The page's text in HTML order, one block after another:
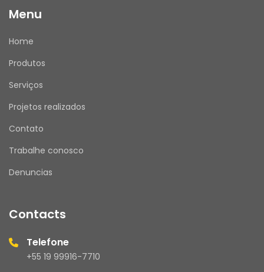
Menu
Home
Produtos
Serviços
Projetos realizados
Contato
Trabalhe conosco
Denuncias
Contacts
Telefone
+55 19 99916-7710